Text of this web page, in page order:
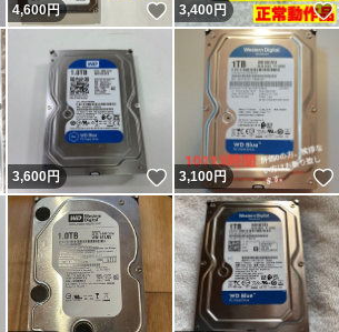
いいね！
4,600円 いいね！
3,400円
いいね！
3,600円 いいね！
3,100円